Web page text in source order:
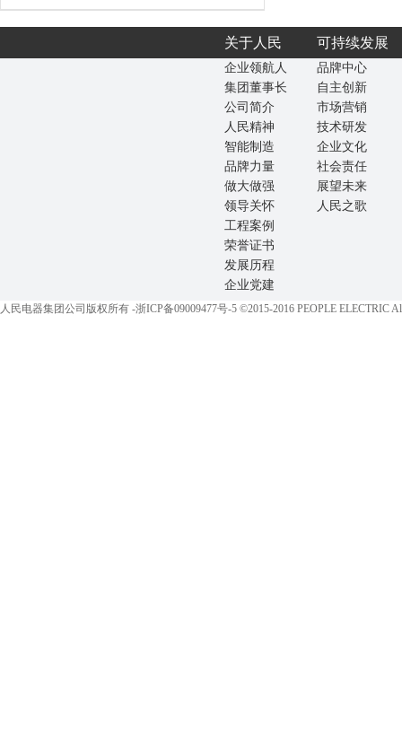
关于人民 可持续发展
企业领航人
集团董事长
公司简介
人民精神
智能制造
品牌力量
做大做强
领导关怀
工程案例
荣誉证书
发展历程
企业党建
品牌中心
自主创新
市场营销
技术研发
企业文化
社会责任
展望未来
人民之歌
人民电器集团公司版权所有 -浙ICP备09009477号-5 ©2015-2016 PEOPLE ELECTRIC